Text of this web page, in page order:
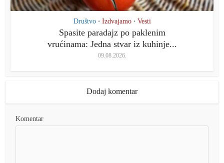
Društvo • Izdvajamo • Vesti
Spasite paradajz po paklenim
vrućinama: Jedna stvar iz kuhinje...
09.08.2026.
Dodaj komentar
Komentar